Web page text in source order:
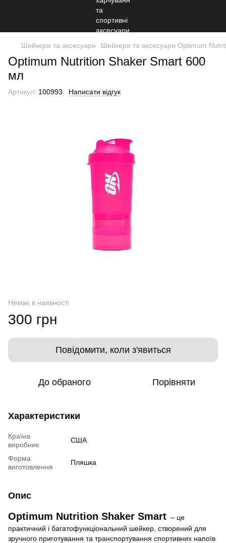
Шейкери та аксесуари Шейкери та аксесуари Optimum
Optimum Nutrition Shaker Smart 600
мл
Артикул: 100993 Написати відгук
Немає в наявності
300 грн
Повідомити, коли з'явиться
До обраного Порівняти
Характеристики
Країна
виробник
США
Форма
виготовлення
Пляшка
Опис
Optimum Nutrition Shaker Smart – це
практичний і багатофункціональний шейкер, створений для
зручного приготування та транспортування спортивних напоїв